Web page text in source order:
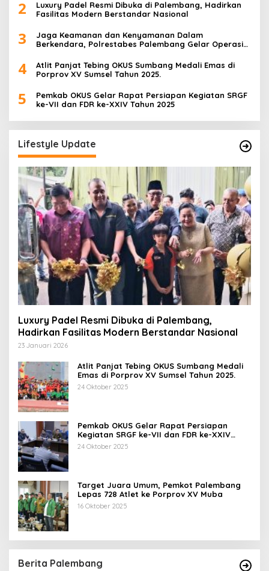
2
Luxury Padel Resmi Dibuka di Palembang, Hadirkan
Fasilitas Modern Berstandar Nasional
3
Jaga Keamanan dan Kenyamanan Dalam
Berkendara, Polrestabes Palembang Gelar Operasi
4
Atlit Panjat Tebing OKUS Sumbang Medali Emas di
Porprov XV Sumsel Tahun 2025.
5
Pemkab OKUS Gelar Rapat Persiapan Kegiatan SRGF
ke-VII dan FDR ke-XXIV Tahun 2025
Lifestyle Update
Luxury Padel Resmi Dibuka di Palembang,
Hadirkan Fasilitas Modern Berstandar Nasional
23 Januari 2026
Atlit Panjat Tebing OKUS Sumbang Medali
Emas di Porprov XV Sumsel Tahun 2025.
24 Oktober 2025
Pemkab OKUS Gelar Rapat Persiapan
Kegiatan SRGF ke-VII dan FDR ke-XXIV
Tahun 2025
24 Oktober 2025
Target Juara Umum, Pemkot Palembang
Lepas 728 Atlet ke Porprov XV Muba
16 Oktober 2025
Berita Palembang